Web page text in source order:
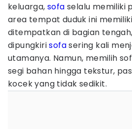
keluarga,sofa selalu memiliki
area tempat duduk ini
ditempatkan di bagian
dipungkirisofasering kali
utamanya. Namun, memilih
segi bahan hingga tekstur,
kocek yang tidak sedikit.